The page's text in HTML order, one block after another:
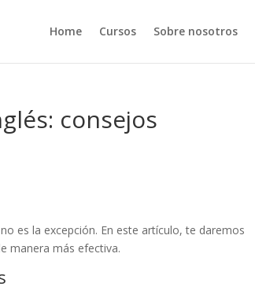
Home Cursos Sobre nosotros
consejos
es la excepción. En este artículo, te daremos
manera más efectiva.